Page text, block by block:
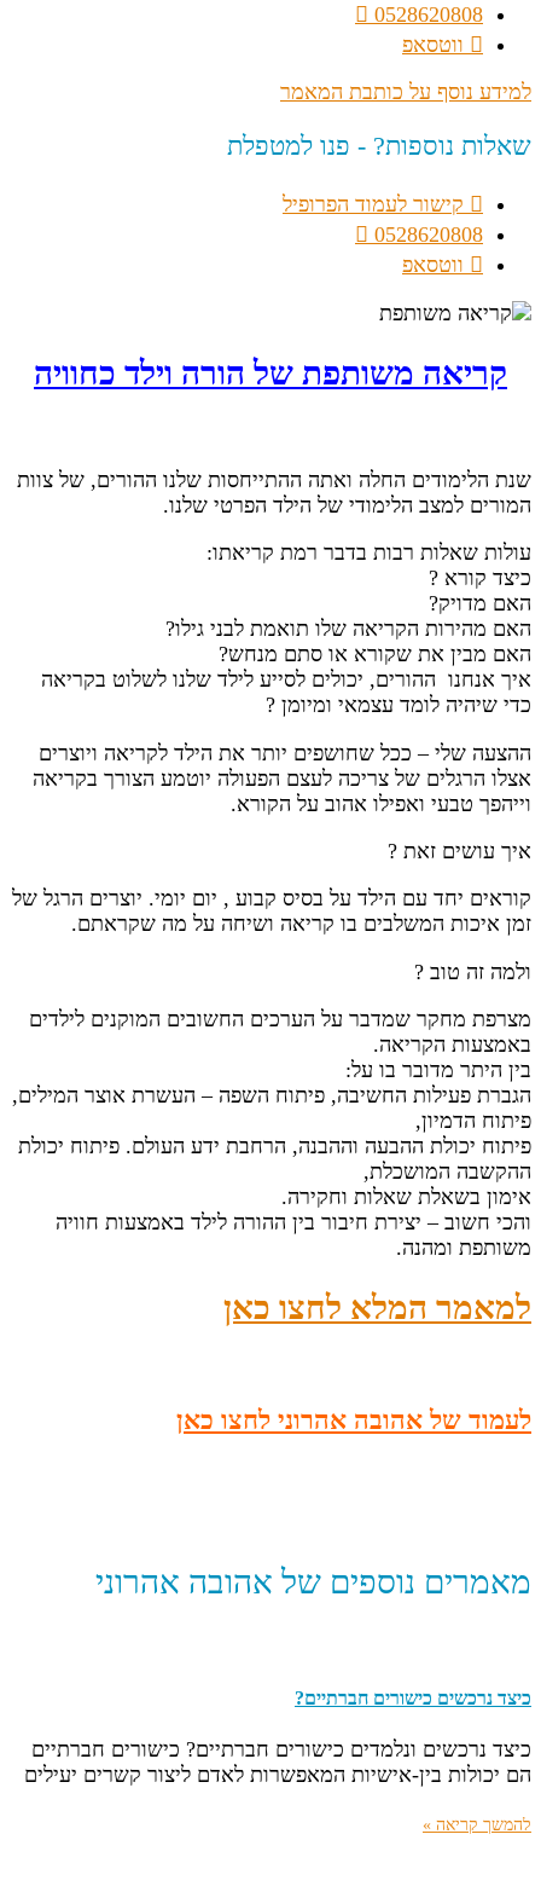
0528620808
ווטסאפ
למידע נוסף על כותבת המאמר
שאלות נוספות? - פנו למטפלת
קישור לעמוד הפרופיל
0528620808
ווטסאפ
קריאה משותפת של הורה וילד כחוויה
שנת הלימודים החלה ואתה ההתייחסות שלנו ההורים, של צוות
המורים למצב הלימודי של הילד הפרטי שלנו.
עולות שאלות רבות בדבר רמת קריאתו:
כיצד קורא ?
האם מדויק?
האם מהירות הקריאה שלו תואמת לבני גילו?
האם מבין את שקורא או סתם מנחש?
איך אנחנו ההורים, יכולים לסייע לילד שלנו לשלוט בקריאה
כדי שיהיה לומד עצמאי ומיומן ?
ההצעה שלי – ככל שחושפים יותר את הילד לקריאה ויוצרים
אצלו הרגלים של צריכה לעצם הפעולה יוטמע הצורך בקריאה
וייהפך טבעי ואפילו אהוב על הקורא.
איך עושים זאת ?
קוראים יחד עם הילד על בסיס קבוע , יום יומי. יוצרים הרגל של
זמן איכות המשלבים בו קריאה ושיחה על מה שקראתם.
ולמה זה טוב ?
מצרפת מחקר שמדבר על הערכים החשובים המוקנים לילדים
באמצעות הקריאה.
בין היתר מדובר בו על:
הגברת פעילות החשיבה, פיתוח השפה – העשרת אוצר המילים,
פיתוח הדמיון,
פיתוח יכולת ההבעה וההבנה, הרחבת ידע העולם. פיתוח יכולת
ההקשבה המושכלת,
אימון בשאלת שאלות וחקירה.
והכי חשוב – יצירת חיבור בין ההורה לילד באמצעות חוויה
משותפת ומהנה.
למאמר המלא לחצו כאן
לעמוד של אהובה אהרוני לחצו כאן
מאמרים נוספים של אהובה אהרוני
כיצד נרכשים כישורים חברתיים?
כיצד נרכשים ונלמדים כישורים חברתיים? כישורים חברתיים
הם יכולות בין-אישיות המאפשרות לאדם ליצור קשרים יעילים
להמשך קריאה »